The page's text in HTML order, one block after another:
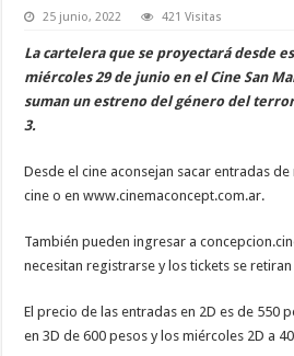
25 junio, 2022 421 Visitas
La cartelera que se proyectará desde
miércoles 29 de junio en el Cine San
suman un estreno del género del
3.
Desde el cine aconsejan sacar entradas
cine o en www.cinemaconcept.com.ar.
También pueden ingresar a
necesitan registrarse y los tickets se
El precio de las entradas en 2D es de 550
en 3D de 600 pesos y los miércoles 2D a